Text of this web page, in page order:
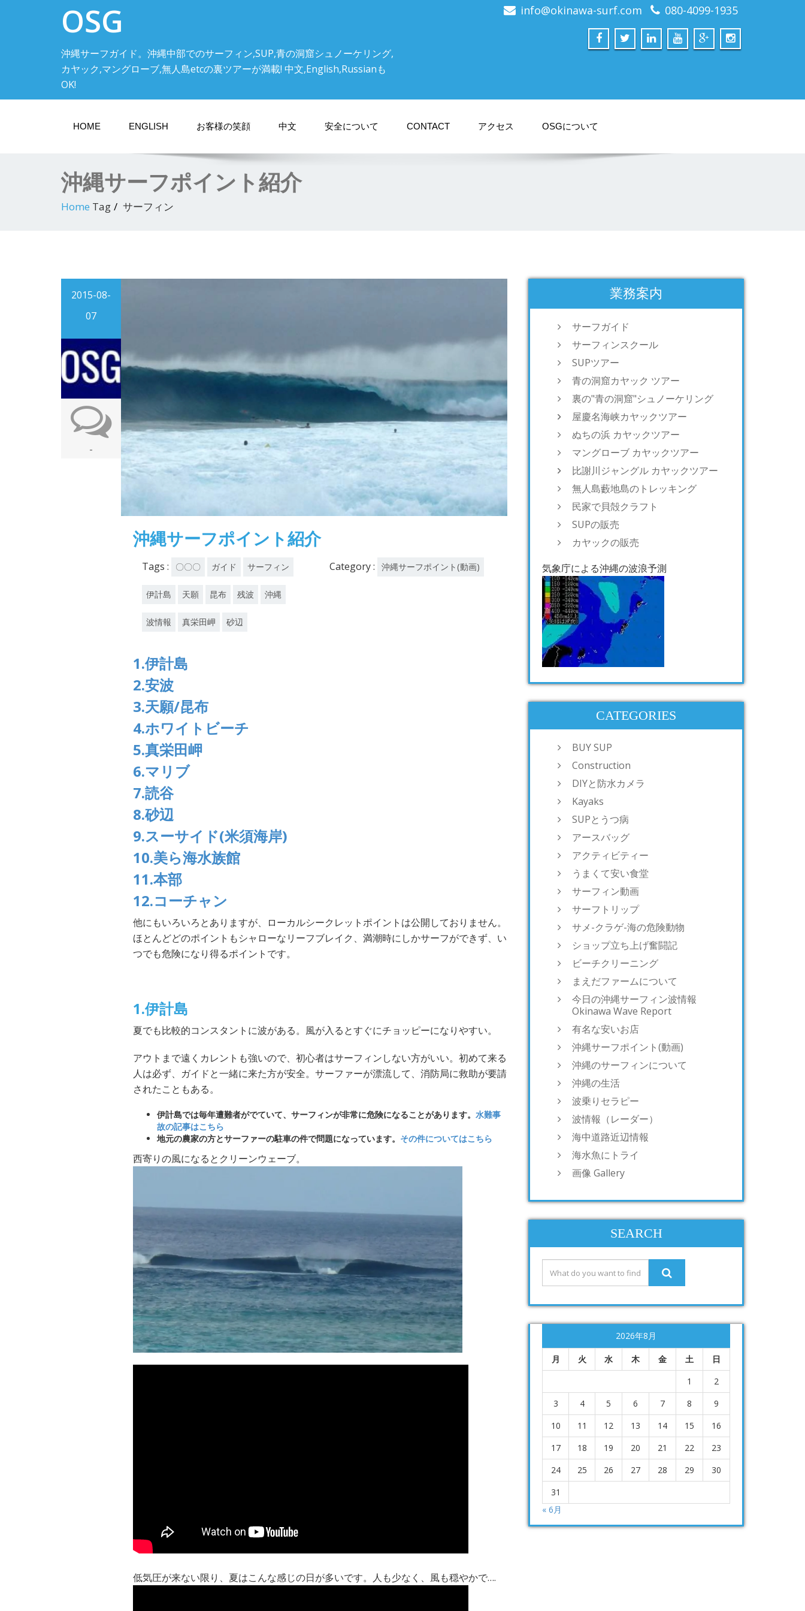
OSG
沖縄サーフガイド。沖縄中部でのサーフィン,SUP,青の洞窟シュノーケリング,
カヤック,マングローブ,無人島etcの裏ツアーが満載! 中文,English,Russianも
OK!
info@okinawa-surf.com 080-4099-1935
HOME ENGLISH お客様の笑顔 中文 安全について CONTACT アクセス OSGについて
沖縄サーフポイント紹介
Home Tag サーフィン
2015-08-
07
-
沖縄サーフポイント紹介
Tags : 〇〇〇 ガイド サーフィン
伊計島 天願 昆布 残波 沖縄
波情報 真栄田岬 砂辺
Category : 沖縄サーフポイント(動画)
1.伊計島
2.安波
3.天願/昆布
4.ホワイトビーチ
5.真栄田岬
6.マリブ
7.読谷
8.砂辺
9.スーサイド(米須海岸)
10.美ら海水族館
11.本部
12.コーチャン
他にもいろいろとありますが、ローカルシークレットポイントは公開しておりません。
ほとんどどのポイントもシャローなリーフブレイク、満潮時にしかサーフができず、い
つでも危険になり得るポイントです。
1.伊計島
夏でも比較的コンスタントに波がある。風が入るとすぐにチョッピーになりやすい。
アウトまで遠くカレントも強いので、初心者はサーフィンしない方がいい。初めて来る
人は必ず、ガイドと一緒に来た方が安全。サーファーが漂流して、消防局に救助が要請
されたこともある。
伊計島では毎年遭難者がでていて、サーフィンが非常に危険になることがあります。 水難事
故の記事はこちら
地元の農家の方とサーファーの駐車の件で問題になっています。 その件についてはこちら
西寄りの風になるとクリーンウェーブ。
低気圧が来ない限り、夏はこんな感じの日が多いです。人も少なく、風も穏やかで….
業務案内
サーフガイド
サーフィンスクール
SUPツアー
青の洞窟カヤック ツアー
裏の"青の洞窟"シュノーケリング
屋慶名海峡カヤックツアー
ぬちの浜 カヤックツアー
マングローブ カヤックツアー
比謝川ジャングル カヤックツアー
無人島藪地島のトレッキング
民家で貝殻クラフト
SUPの販売
カヤックの販売
気象庁による沖縄の波浪予測
CATEGORIES
BUY SUP
Construction
DIYと防水カメラ
Kayaks
SUPとうつ病
アースバッグ
アクティビティー
うまくて安い食堂
サーフィン動画
サーフトリップ
サメ-クラゲ-海の危険動物
ショップ立ち上げ奮闘記
ビーチクリーニング
まえだファームについて
今日の沖縄サーフィン波情報
Okinawa Wave Report
有名な安いお店
沖縄サーフポイント(動画)
沖縄のサーフィンについて
沖縄の生活
波乗りセラピー
波情報（レーダー）
海中道路近辺情報
海水魚にトライ
画像 Gallery
SEARCH
2026年8月
月 火 水 木 金 土
日
1
2
3
4 5 6 7 8
9
10
11 12 13 14 15
16
17
18 19 20 21 22
23
24
25 26 27 28 29
30
31
« 6月